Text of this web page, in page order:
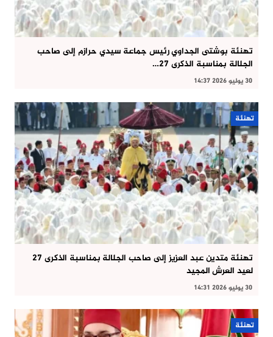
تهنئة بوشتى الجداوي رئيس جماعة سيدي حرازم إلى صاحب
الجلالة بمناسبة الذكرى 27…
30 يوليو 2026 14:37
تهنئة
تهنئة متدين عبد العزيز إلى صاحب الجلالة بمناسبة الذكرى 27
لعيد العرش المجيد
30 يوليو 2026 14:31
تهنئة